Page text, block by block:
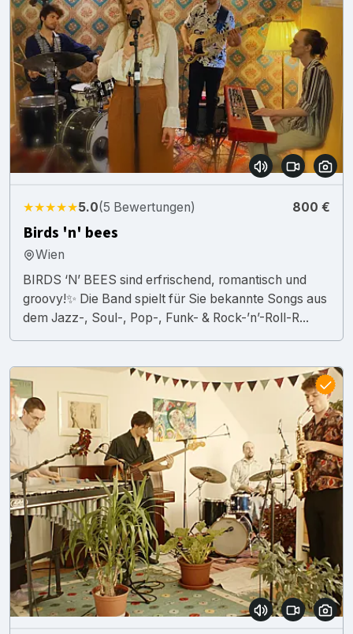
★★★★★5.0(5 Bewertungen) 800 €
Birds 'n' bees
Wien
BIRDS ‘N’ BEES sind erfrischend, romantisch und
groovy!✨ Die Band spielt für Sie bekannte Songs aus
dem Jazz-, Soul-, Pop-, Funk- & Rock-’n’-Roll-R...